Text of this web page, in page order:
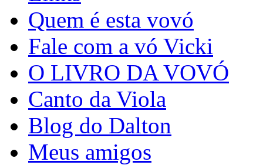
Quem é esta vovó
Fale com a vó Vicki
O LIVRO DA VOVÓ
Canto da Viola
Blog do Dalton
Meus amigos